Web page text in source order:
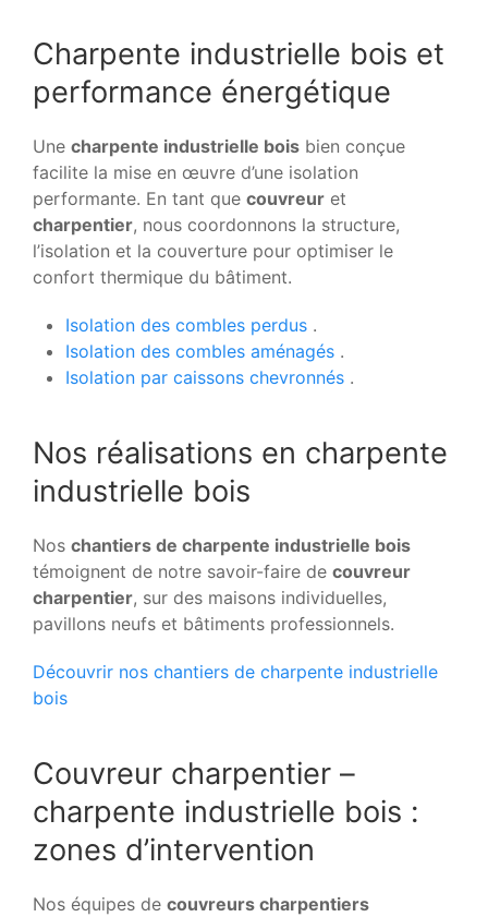
Charpente industrielle bois et
performance énergétique
Une charpente industrielle bois bien conçue
facilite la mise en œuvre d’une isolation
performante. En tant que couvreur et
charpentier, nous coordonnons la structure,
l’isolation et la couverture pour optimiser le
confort thermique du bâtiment.
Isolation des combles perdus .
Isolation des combles aménagés .
Isolation par caissons chevronnés .
Nos réalisations en charpente
industrielle bois
Nos chantiers de charpente industrielle bois
témoignent de notre savoir-faire de couvreur
charpentier, sur des maisons individuelles,
pavillons neufs et bâtiments professionnels.
Découvrir nos chantiers de charpente industrielle
bois
Couvreur charpentier –
charpente industrielle bois :
zones d’intervention
Nos équipes de couvreurs charpentiers